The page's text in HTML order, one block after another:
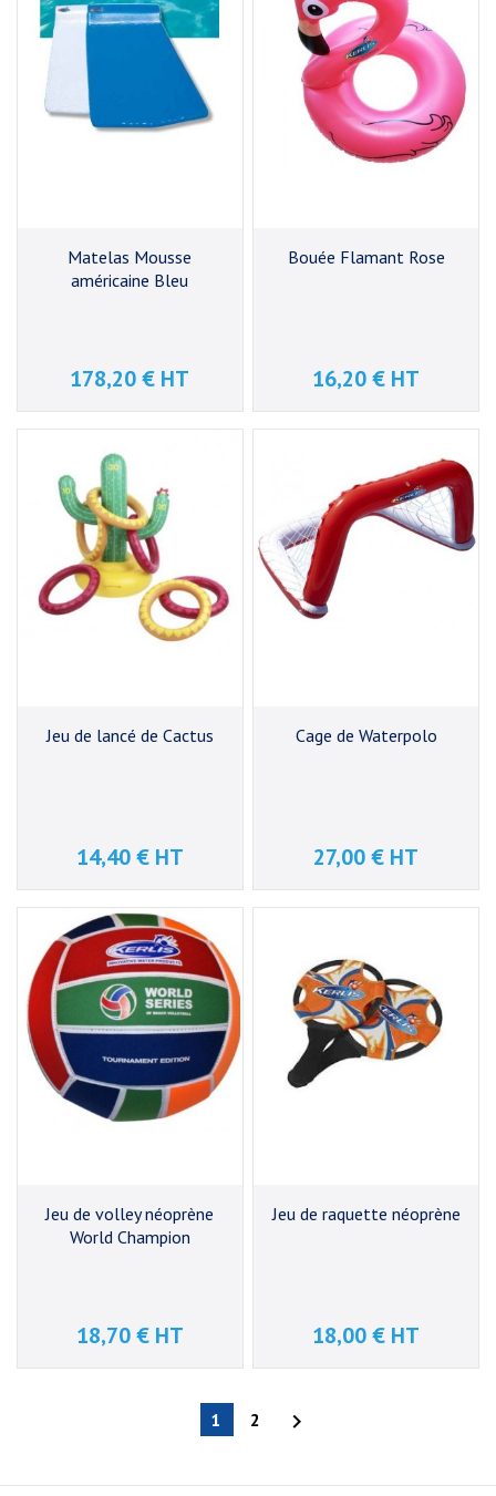
Matelas Mousse
américaine Bleu
Prix
178,20 € HT
Bouée Flamant Rose
Prix
16,20 € HT
Jeu de lancé de Cactus
Prix
14,40 € HT
Cage de Waterpolo
Prix
27,00 € HT
Jeu de volley néoprène
World Champion
Prix
18,70 € HT
Jeu de raquette néoprène
Prix
18,00 € HT
1 2 